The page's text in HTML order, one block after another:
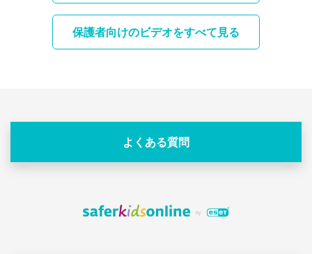
保護者向けのビデオをすべて見る
よくある質問